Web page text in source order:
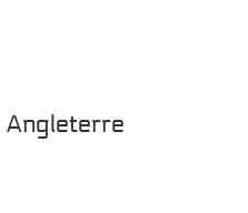
Angleterre